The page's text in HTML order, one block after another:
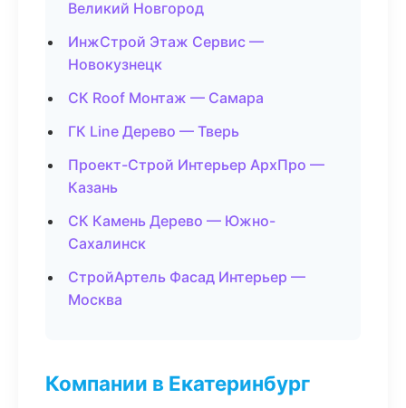
Великий Новгород
ИнжСтрой Этаж Сервис —
Новокузнецк
СК Roof Монтаж — Самара
ГК Line Дерево — Тверь
Проект-Строй Интерьер АрхПро —
Казань
СК Камень Дерево — Южно-
Сахалинск
СтройАртель Фасад Интерьер —
Москва
Компании в Екатеринбург